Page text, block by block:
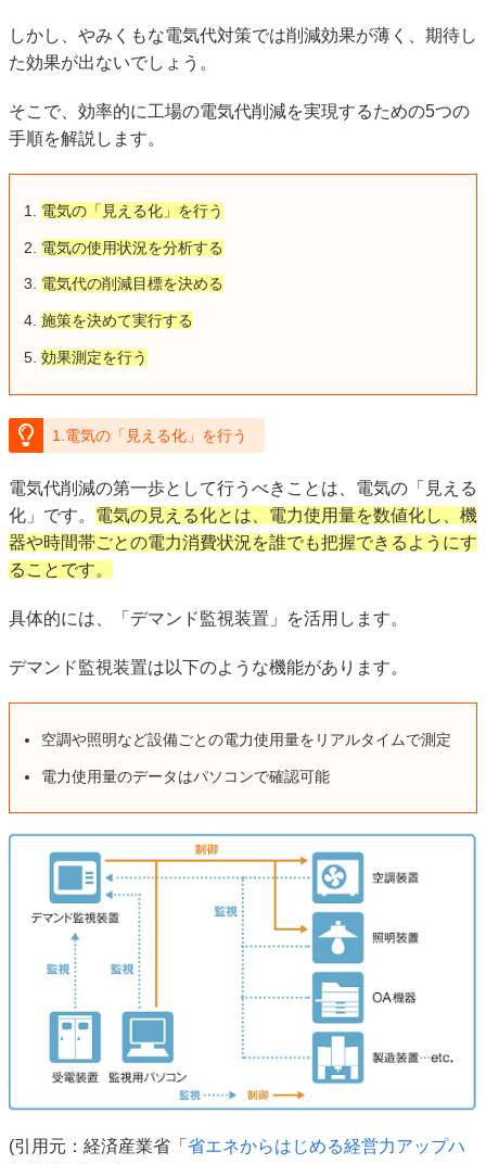
しかし、やみくもな電気代対策では削減効果が薄く、期待し
た効果が出ないでしょう。
そこで、効率的に工場の電気代削減を実現するための5つの
手順を解説します。
電気の「見える化」を行う
電気の使用状況を分析する
電気代の削減目標を決める
施策を決めて実行する
効果測定を行う
1.電気の「見える化」を行う
電気代削減の第一歩として行うべきことは、電気の「見える
化」です。 電気の見える化とは、電力使用量を数値化し、機
器や時間帯ごとの電力消費状況を誰でも把握できるようにす
ることです。
具体的には、「デマンド監視装置」を活用します。
デマンド監視装置は以下のような機能があります。
空調や照明など設備ごとの電力使用量をリアルタイムで測定
電力使用量のデータはパソコンで確認可能
(引用元：経済産業省「 省エネからはじめる経営力アップハ